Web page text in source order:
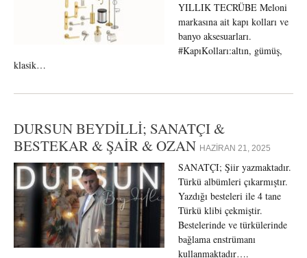
YILLIK TECRÜBE Meloni
markasına ait kapı kolları ve
banyo aksesuarları.
#KapıKolları:altın, gümüş,
klasik…
DURSUN BEYDİLLİ; SANATÇI &
BESTEKAR & ŞAİR & OZAN HAZIRAN 21, 2025
SANATÇI; Şiir yazmaktadır.
Türkü albümleri çıkarmıştır.
Yazdığı besteleri ile 4 tane
Türkü klibi çekmiştir.
Bestelerinde ve türkülerinde
bağlama enstrümanı
kullanmaktadır….